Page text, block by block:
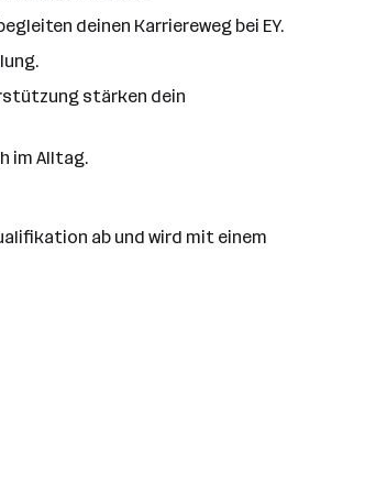
deinen Karriereweg bei EY.
stärken dein
im Alltag.
ab und wird mit einem